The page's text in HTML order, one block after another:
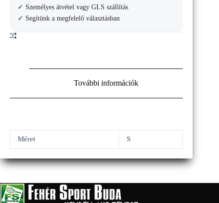
✓ Személyes átvétel vagy GLS szállítás
✓ Segítünk a megfelelő választásban
További információk
Méret S